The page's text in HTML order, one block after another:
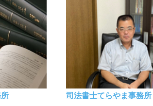
司法書士てらやま事務所